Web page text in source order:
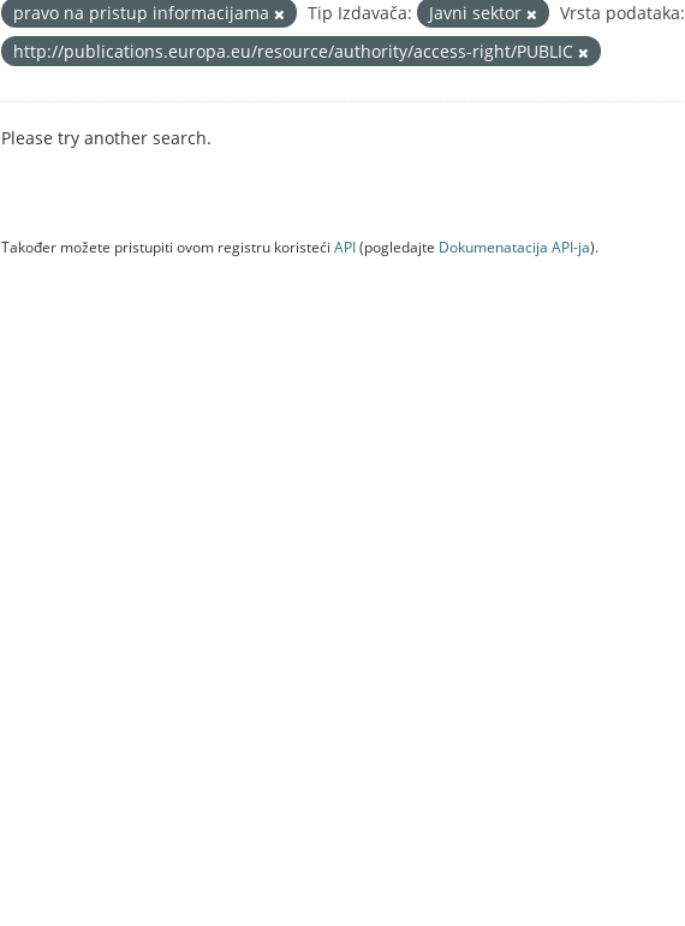
pravo na pristup informacijama
Tip Izdavača: Javni sektor
Vrsta podataka:
http://publications.europa.eu/resource/authority/access-right/PUBLIC
Please try another search.
Također možete pristupiti ovom registru koristeći API(pogledajte Dokumenаtаcijа API-jа).